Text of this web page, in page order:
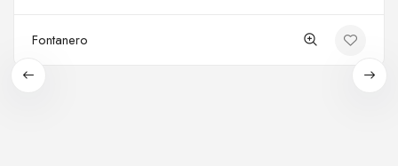
Fontanero